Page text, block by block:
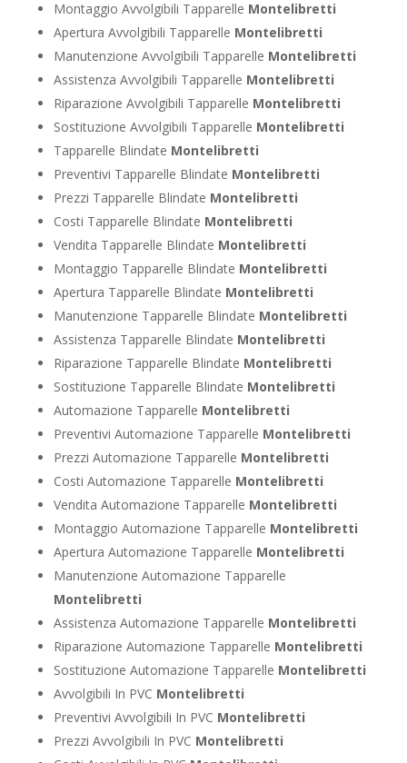
Montaggio Avvolgibili Tapparelle Montelibretti
Apertura Avvolgibili Tapparelle Montelibretti
Manutenzione Avvolgibili Tapparelle Montelibretti
Assistenza Avvolgibili Tapparelle Montelibretti
Riparazione Avvolgibili Tapparelle Montelibretti
Sostituzione Avvolgibili Tapparelle Montelibretti
Tapparelle Blindate Montelibretti
Preventivi Tapparelle Blindate Montelibretti
Prezzi Tapparelle Blindate Montelibretti
Costi Tapparelle Blindate Montelibretti
Vendita Tapparelle Blindate Montelibretti
Montaggio Tapparelle Blindate Montelibretti
Apertura Tapparelle Blindate Montelibretti
Manutenzione Tapparelle Blindate Montelibretti
Assistenza Tapparelle Blindate Montelibretti
Riparazione Tapparelle Blindate Montelibretti
Sostituzione Tapparelle Blindate Montelibretti
Automazione Tapparelle Montelibretti
Preventivi Automazione Tapparelle Montelibretti
Prezzi Automazione Tapparelle Montelibretti
Costi Automazione Tapparelle Montelibretti
Vendita Automazione Tapparelle Montelibretti
Montaggio Automazione Tapparelle Montelibretti
Apertura Automazione Tapparelle Montelibretti
Manutenzione Automazione Tapparelle
Montelibretti
Assistenza Automazione Tapparelle Montelibretti
Riparazione Automazione Tapparelle Montelibretti
Sostituzione Automazione Tapparelle Montelibretti
Avvolgibili In PVC Montelibretti
Preventivi Avvolgibili In PVC Montelibretti
Prezzi Avvolgibili In PVC Montelibretti